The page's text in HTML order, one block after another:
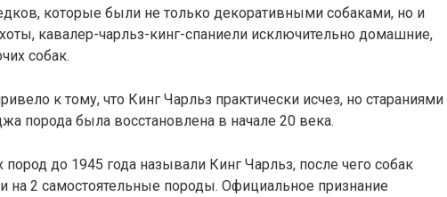
которые были не только декоративными собаками, но и
кавалер-чарльз-кинг-спаниели исключительно домашние,
собак.
к тому, что Кинг Чарльз практически исчез, но стараниями
порода была восстановлена ​​в начале 20 века.
пород до 1945 года называли Кинг Чарльз, после чего собак
на 2 самостоятельные породы. Официальное признание